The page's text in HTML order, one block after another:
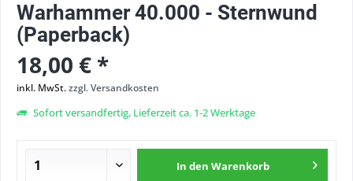
Warhammer 40.000 - Sternwund
(Paperback)
18,00 € *
inkl. MwSt.zzgl. Versandkosten
Sofort versandfertig, Lieferzeit ca. 1-2 Werktage
In den Warenkorb